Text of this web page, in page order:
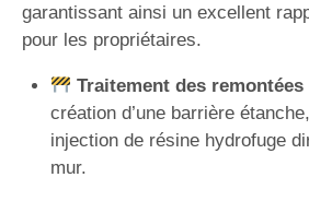
garantissant ainsi un excellent
pour les propriétaires.
Traitement des
création d’une barrière
injection de résine hydrofuge
mur.